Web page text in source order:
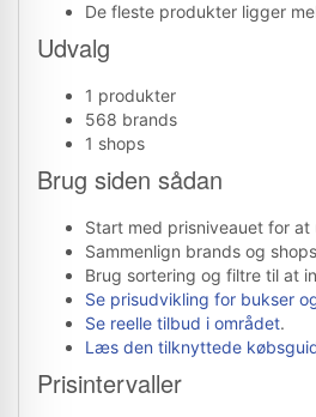
De fleste produkter ligger
Udvalg
1 produkter
568 brands
1 shops
Brug siden sådan
Start med prisniveauet for
Sammenlign brands og
Brug sortering og filtre til at
Se prisudvikling for bukser
Se reelle tilbud i området.
Læs den tilknyttede
Prisintervaller